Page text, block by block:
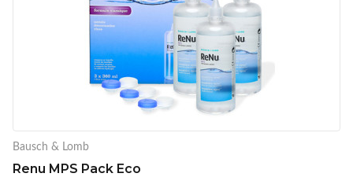
Bausch & Lomb
Renu MPS Pack Eco